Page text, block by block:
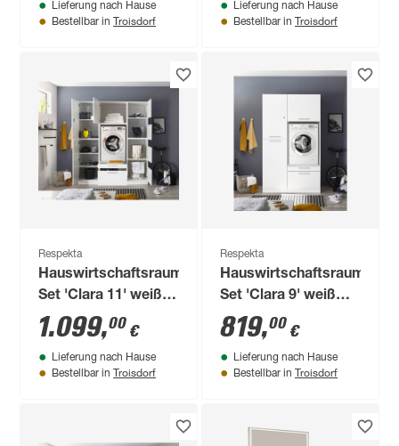
Lieferung nach Hause
Bestellbar in Troisdorf
Lieferung nach Hause
Bestellbar in Troisdorf
Respekta
Hauswirtschaftsraum-
Set 'Clara 11' weiß
matt 167,4 x 200 x
67,6 cm
1.099,00 €
Lieferung nach Hause
Bestellbar in Troisdorf
Respekta
Hauswirtschaftsraum-
Set 'Clara 9' weiß
matt 117,4 x 200 x
67,6 cm
819,00 €
Lieferung nach Hause
Bestellbar in Troisdorf